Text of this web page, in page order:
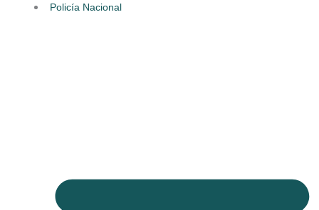
Policía Nacional